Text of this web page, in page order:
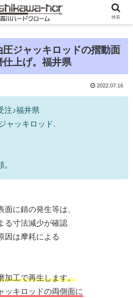
圧ジャッキロッドの摺動面
仕上げ。福井県
2022.07.16
注♪福井県
ャッキロッド.
に錆の発生等は、
る寸法減少が確認
因は摩耗による
加工で再生します。
ッキロッドの両側面に
検索